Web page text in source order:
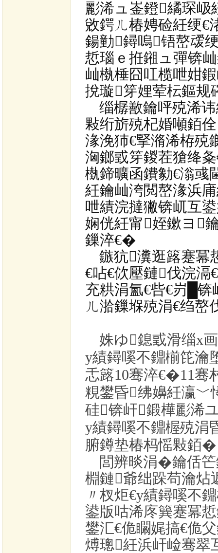
彲浠ュ崟鐙繘琛岋
敓鍔ㄦ椿娉硷紝绠€
鍚勭鐞嗚铻嶅叆
悊瑙ｅ拰鎺ュ彈锛
屾槸棰囧叿榄呭姏
挩璇笌娌荤枟鏂
缁樼敾鑰呯殑浠
敤绗旂殑杞婚噸銆
湪浼犻€掔潃浠栫殑
洶鎯戜笌鍐茬獊绛
槸鍗曠函鐨勨€滃彧
紝鑰屾洿閲嶅湪浜
呭績浣撻獙锛屼互
娴侊紝甯姪鏉ヨ
鏁淬€�
鏃犺瀵逛簬蹇冪
€呫€佽壓鏈伐浣滆
充粠涓氳€呰€岃█锛
ㄦ湁鏁堢殑涓€绉
姝ゆ鎴戜滑缁х
у績鐞嗘不鐤椾笓瀹
忎簬10骞淬€�11骞
粯鐢昏绋嬶紝瀛﹀
硅锛屽鍛樺彲浠
у績鐞嗘不鐤楃殑涓
腑鐏垫椿杩愮敤銆�
閭辨晱涓�鑰佸
棩鏈爺绌跺苟瀹炶
〃杈炬€у績鐞嗘不
鍙版咕浠庝簨蹇冪
鐢汇€佹矙娓搞€佹
煿璁紝浜屽崄骞翠